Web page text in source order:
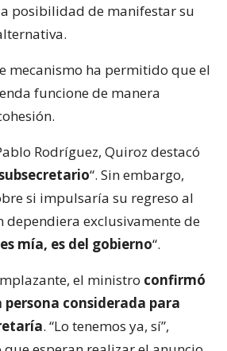
posibilidad de manifestar su
mecanismo ha permitido que el
funcione de manera
Rodríguez, Quiroz destacó
“. Sin embargo,
si impulsaría su regreso al
dependiera exclusivamente de
mía, es del gobierno“.
el ministro confirmó
persona considerada para
. “Lo tenemos ya, sí”,